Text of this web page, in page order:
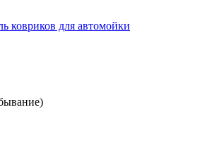
ковриков для автомойки